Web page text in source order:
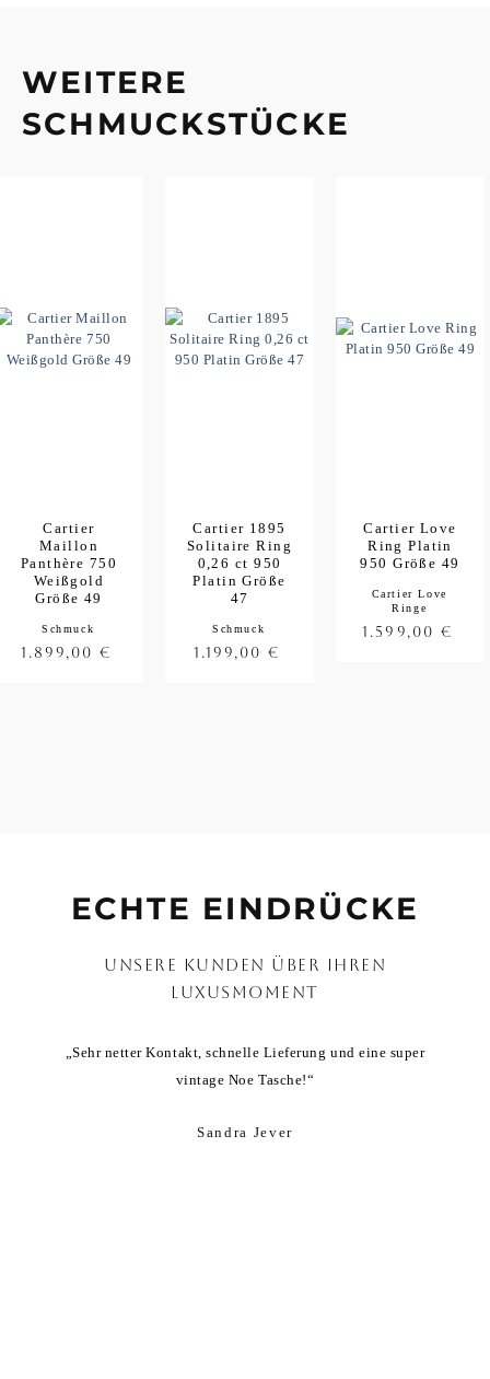
WEITERE
SCHMUCKSTÜCKE
Schmuck
Cartier
Maillon
Panthère 750
Weißgold
Größe 49
1.899,00€
Schmuck
Cartier 1895
Solitaire Ring
0,26 ct 950
Platin Größe
47
1.199,00€
Cartier Love
Ringe
Cartier Love
Ring Platin
950 Größe 49
1.599,00 €
ECHTE EINDRÜCKE
UNSERE KUNDEN ÜBER IHREN
LUXUSMOMENT
„Sehr netter Kontakt, schnelle Lieferung und eine super
vintage Noe Tasche!“
Sandra Jever